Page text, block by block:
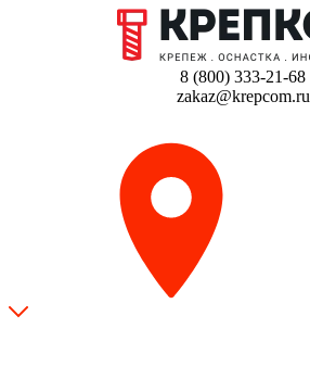
8 (800) 333-21-68
zakaz@krepcom.ru